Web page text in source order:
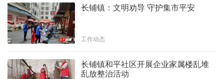
长铺镇：文明劝导 守护集市平安
工作动态
长铺镇和平社区开展企业家属楼乱堆
乱放整治活动